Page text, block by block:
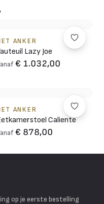
ANKER
Lazy Joe
€ 1.032,00
ANKER
Caliente
€ 878,00
op je eerste bestelling